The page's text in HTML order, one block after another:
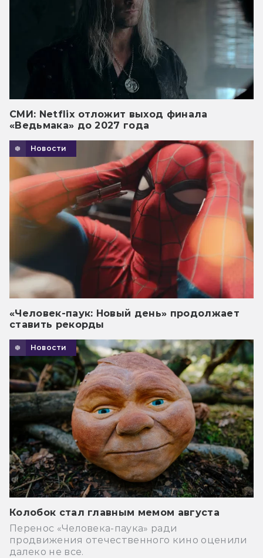
СМИ: Netflix отложит выход финала
«Ведьмака» до 2027 года
Новости
«Человек-паук: Новый день» продолжает
ставить рекорды
Новости
Колобок стал главным мемом августа
Перенос «Человека-паука» ради
продвижения отечественного кино оценили
далеко не все.